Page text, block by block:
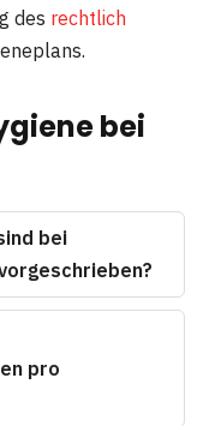
des rechtlich
bei
bei
pro